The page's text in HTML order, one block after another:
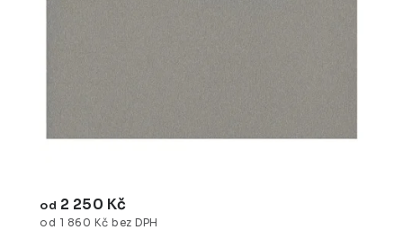
od 1 860 Kč bez DPH
od 2 250 Kč